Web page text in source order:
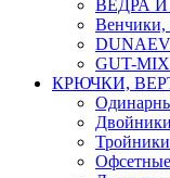
ВЕДРА
Венчики,
DUNAEV
GUT-MIX
КРЮЧКИ,
Двойники
Тройники